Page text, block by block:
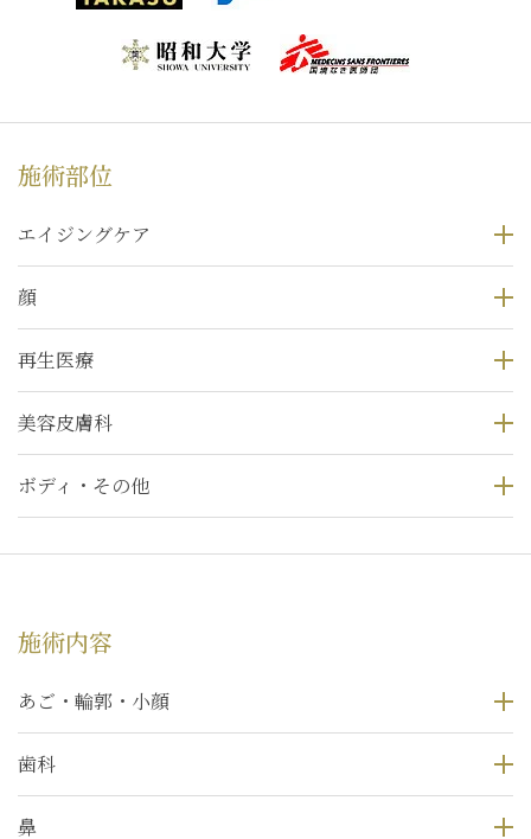
施術部位
エイジングケア
顔
再生医療
美容皮膚科
ボディ・その他
施術内容
あご・輪郭・小顔
歯科
鼻